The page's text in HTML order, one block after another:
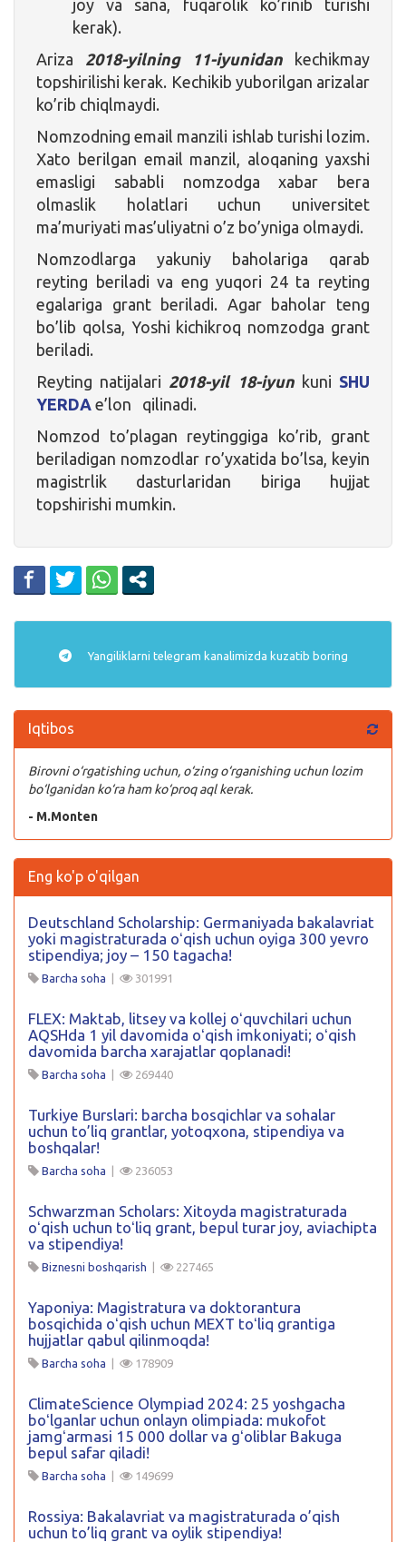
joy va sana, fuqarolik ko’rinib turishi
kerak).
Ariza 2018-yilning 11-iyunidan kechikmay
topshirilishi kerak. Kechikib yuborilgan arizalar
ko’rib chiqlmaydi.
Nomzodning email manzili ishlab turishi lozim.
Xato berilgan email manzil, aloqaning yaxshi
emasligi sababli nomzodga xabar bera
olmaslik holatlari uchun universitet
ma’muriyati mas’uliyatni o’z bo’yniga olmaydi.
Nomzodlarga yakuniy baholariga qarab
reyting beriladi va eng yuqori 24 ta reyting
egalariga grant beriladi. Agar baholar teng
bo’lib qolsa, Yoshi kichikroq nomzodga grant
beriladi.
Reyting natijalari 2018-yil 18-iyunkuni SHU
YERDA e’lon qilinadi.
Nomzod to’plagan reytinggiga ko’rib, grant
beriladigan nomzodlar ro’yxatida bo’lsa, keyin
magistrlik dasturlaridan biriga hujjat
topshirishi mumkin.
Yangiliklarni telegram kanalimizda kuzatib boring
Iqtibos
Birovni o‘rgatishing uchun, o‘zing o‘rganishing uchun lozim
bo‘lganidan ko‘ra ham ko‘proq aql kerak.
- M.Monten
Eng ko'p o'qilgan
Deutschland Scholarship: Germaniyada bakalavriat
yoki magistraturada oʻqish uchun oyiga 300 yevro
stipendiya; joy – 150 tagacha!
Barcha soha | 301991
FLEX: Maktab, litsey va kollej oʻquvchilari uchun
AQSHda 1 yil davomida oʻqish imkoniyati; oʻqish
davomida barcha xarajatlar qoplanadi!
Barcha soha | 269440
Turkiye Burslari: barcha bosqichlar va sohalar
uchun to’liq grantlar, yotoqxona, stipendiya va
boshqalar!
Barcha soha | 236053
Schwarzman Scholars: Xitoyda magistraturada
oʻqish uchun toʻliq grant, bepul turar joy, aviachipta
va stipendiya!
Biznesni boshqarish | 227465
Yaponiya: Magistratura va doktorantura
bosqichida oʻqish uchun MEXT toʻliq grantiga
hujjatlar qabul qilinmoqda!
Barcha soha | 178909
ClimateScience Olympiad 2024: 25 yoshgacha
boʻlganlar uchun onlayn olimpiada: mukofot
jamgʻarmasi 15 000 dollar va gʻoliblar Bakuga
bepul safar qiladi!
Barcha soha | 149699
Rossiya: Bakalavriat va magistraturada o’qish
uchun to’liq grant va oylik stipendiya!